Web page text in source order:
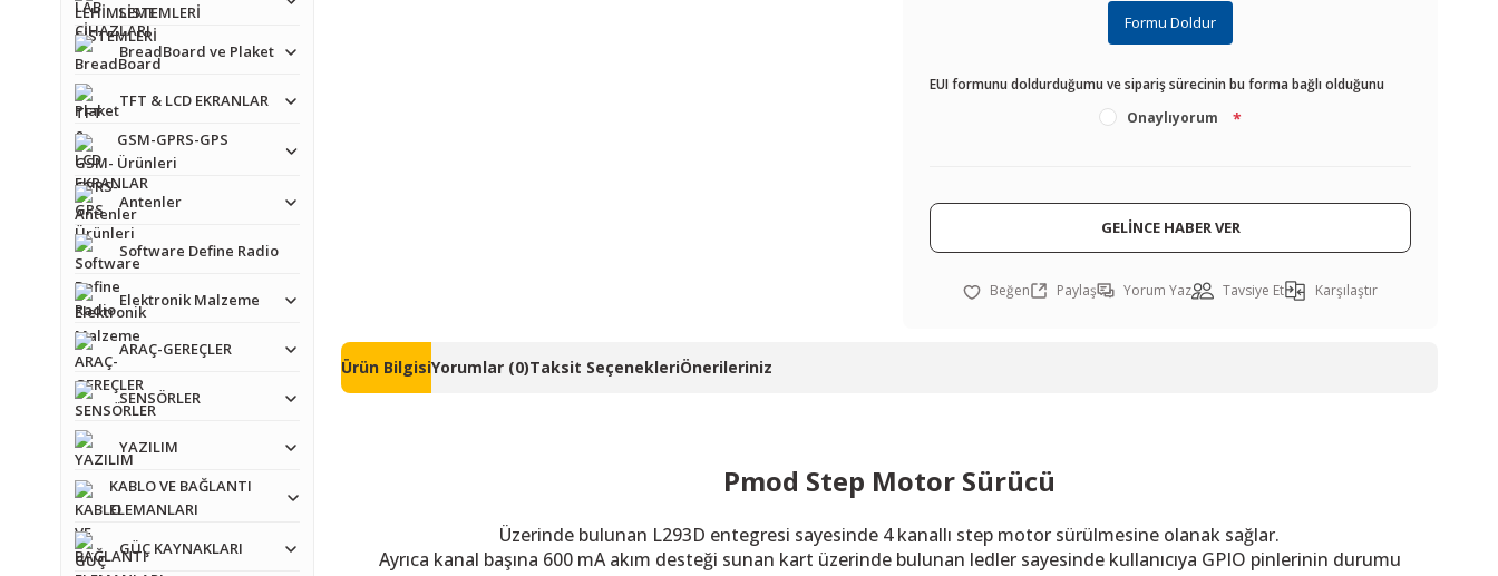
SİSTEMLERİ
BreadBoard ve Plaket
TFT & LCD EKRANLAR
GSM-GPRS-GPS
Ürünleri
Antenler
Software Define Radio
Elektronik Malzeme
ARAÇ-GEREÇLER
SENSÖRLER
YAZILIM
KABLO VE BAĞLANTI
ELEMANLARI
GÜÇ KAYNAKLARI
Formu Doldur
EUI formunu doldurduğumu ve sipariş sürecinin bu forma bağlı olduğunu
Onaylıyorum
*
GELİNCE HABER VER
Paylaş Yorum Yaz Tavsiye Et Karşılaştır
Ürün BilgisiYorumlar (0)Taksit SeçenekleriÖnerileriniz
Pmod Step Motor Sürücü
Üzerinde bulunan L293D entegresi sayesinde 4 kanallı step motor sürülmesine olanak sağlar.
Ayrıca kanal başına 600 mA akım desteği sunan kart üzerinde bulunan ledler sayesinde kullanıcıya GPIO pinlerinin durumu